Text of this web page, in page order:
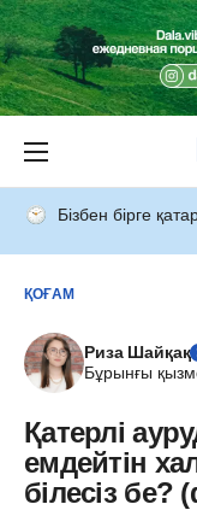
Бізбен бірге
ҚОҒАМ
Риза Шайқақ
Бұрынғы
Қатерлі
емдейтін
білесіз бе?